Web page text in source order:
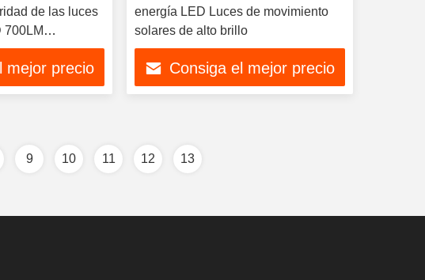
de las luces
700LM
para la yarda
mejor precio
energía LED Luces de movimiento
solares de alto brillo
Consiga el mejor precio
9 10 11 12 13